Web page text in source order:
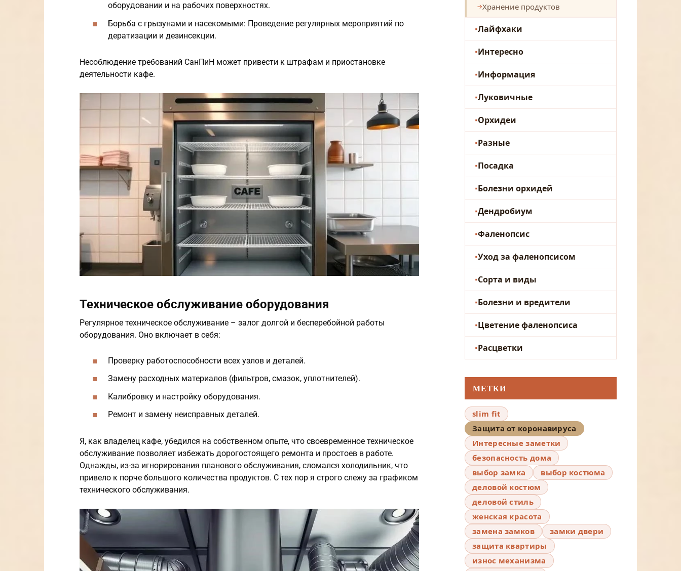
оборудовании и на рабочих поверхностях.
Борьба с грызунами и насекомыми: Проведение регулярных мероприятий по
дератизации и дезинсекции.
Несоблюдение требований СанПиН может привести к штрафам и приостановке
деятельности кафе.
Техническое обслуживание оборудования
Регулярное техническое обслуживание – залог долгой и бесперебойной работы
оборудования. Оно включает в себя:
Проверку работоспособности всех узлов и деталей.
Замену расходных материалов (фильтров, смазок, уплотнителей).
Калибровку и настройку оборудования.
Ремонт и замену неисправных деталей.
Я, как владелец кафе, убедился на собственном опыте, что своевременное техническое
обслуживание позволяет избежать дорогостоящего ремонта и простоев в работе.
Однажды, из-за игнорирования планового обслуживания, сломался холодильник, что
привело к порче большого количества продуктов. С тех пор я строго слежу за графиком
технического обслуживания.
Хранение продуктов
Лайфхаки
Интересно
Информация
Луковичные
Орхидеи
Разные
Посадка
Болезни орхидей
Дендробиум
Фаленопсис
Уход за фаленопсисом
Сорта и виды
Болезни и вредители
Цветение фаленопсиса
Расцветки
МЕТКИ
slim fit
Защита от коронавируса
Интересные заметки
безопасность дома
выбор замка
выбор костюма
деловой костюм
деловой стиль
женская красота
замена замков
замки двери
защита квартиры
износ механизма